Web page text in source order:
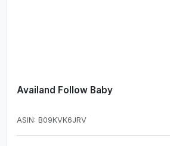
Availand Follow Baby
ASIN: B09KVK6JRV